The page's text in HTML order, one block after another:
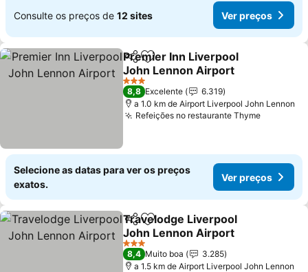
Consulte os preços de 12 sites Ver preços
PartilharAdicionar aos favoritos
Premier Inn Liverpool
John Lennon Airport
3 Estrelas
8,8 Excelente
6.319
a 1.0 km de Airport Liverpool John Lennon
Refeições no restaurante Thyme
Selecione as datas para ver os preços
exatos.
Ver preços
PartilharAdicionar aos favoritos
Travelodge Liverpool
John Lennon Airport
3 Estrelas
8,4 Muito boa
3.285
a 1.5 km de Airport Liverpool John Lennon